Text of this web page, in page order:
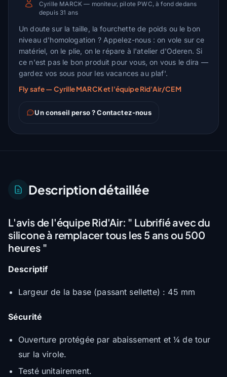
Cyrille MARCK — moniteur, pilote PWC, à fond dedans
depuis 31 ans
Un doute sur la taille, la fourchette de poids ou le bon
niveau d'homologation ? Appelez-nous : on vole sur ce
matériel, on le plie, on le répare à l'atelier d'Oderen. Si
ce n'est pas le bon produit pour vous, on vous le dira —
gardez vos sous pour les vacances au plaf'.
Fly safe — Cyrille MARCK et l'équipe Rid'Air/CEM
Un conseil perso ? Contactez-nous
Description détaillée
L'avis de l'équipe Rid'Air: " Lubrifié avec du
silicone à remplacer tous les 5 ans ou 500
heures "
Descriptif
Largeur de la base (passant sellette) : 45 mm
Sécurité
Ouverture protégée par abaissement et ¼ de tour
sur la virole.
Testé unitairement.